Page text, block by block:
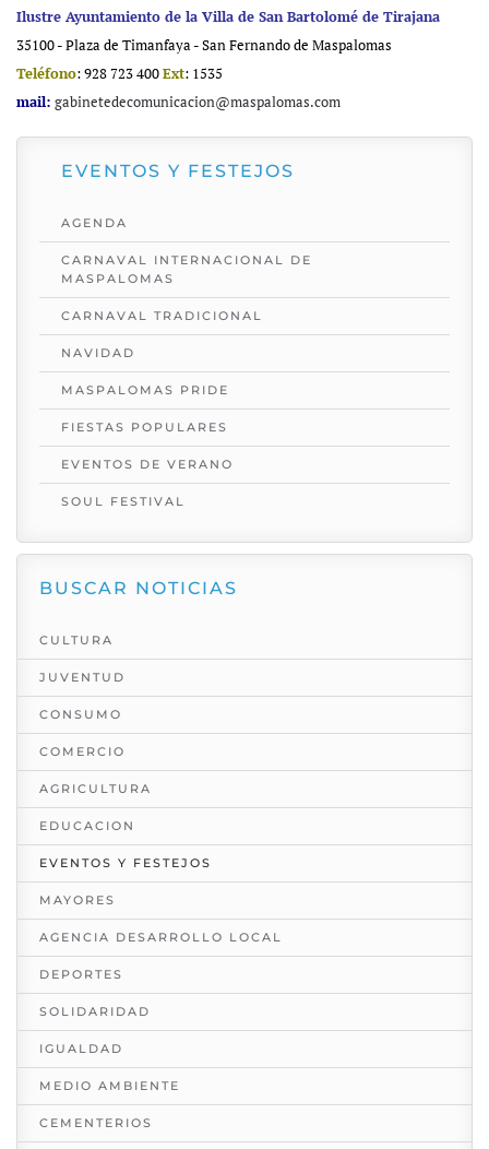
Ilustre Ayuntamiento de la Villa de San Bartolomé de Tirajana
35100 - Plaza de Timanfaya - San Fernando de Maspalomas
Teléfono: 928 723 400Ext: 1535
mail: gabinetedecomunicacion@maspalomas.com
EVENTOS Y FESTEJOS
AGENDA
CARNAVAL INTERNACIONAL DE
MASPALOMAS
CARNAVAL TRADICIONAL
NAVIDAD
MASPALOMAS PRIDE
FIESTAS POPULARES
EVENTOS DE VERANO
SOUL FESTIVAL
BUSCAR NOTICIAS
CULTURA
JUVENTUD
CONSUMO
COMERCIO
AGRICULTURA
EDUCACION
EVENTOS Y FESTEJOS
MAYORES
AGENCIA DESARROLLO LOCAL
DEPORTES
SOLIDARIDAD
IGUALDAD
MEDIO AMBIENTE
CEMENTERIOS